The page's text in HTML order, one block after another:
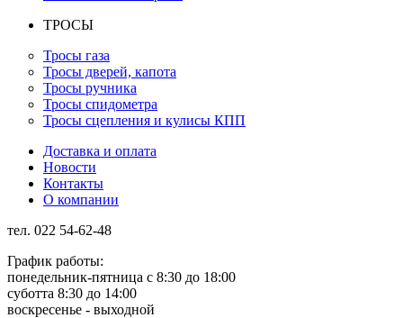
ТРОСЫ
Тросы газа
Тросы дверей, капота
Тросы ручника
Тросы спидометра
Тросы сцепления и кулисы КПП
Доставка и оплата
Новости
Контакты
О компании
тел. 022 54-62-48
График работы:
понедельник-пятница с 8:30 до 18:00
суботта 8:30 до 14:00
воскресенье - выходной